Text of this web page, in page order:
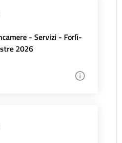
- Servizi - Forlì-
2026